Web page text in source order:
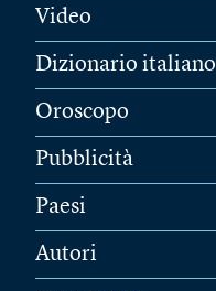
Video
Dizionario italiano
Oroscopo
Pubblicità
Paesi
Autori